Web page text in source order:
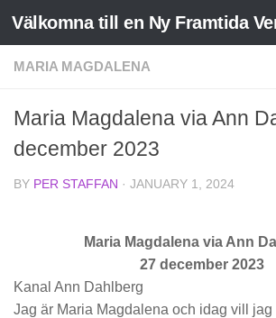
Skip to content
MARIA MAGDALENA
Maria Magdalena via Ann
december 2023
BY PER STAFFAN · JANUARY 1, 2024
Maria Magdalena via Ann
27 december 2023
Kanal Ann Dahlberg
Jag är Maria Magdalena och idag vill jag